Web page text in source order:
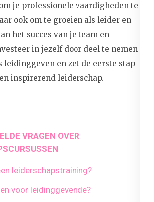
je professionele vaardigheden te
ook om te groeien als leider en
het succes van je team en
in jezelf door deel te nemen
leidinggeven en zet de eerste stap
inspirerend leiderschap.
VRAGEN OVER
leiderschapstraining?
voor leidinggevende?